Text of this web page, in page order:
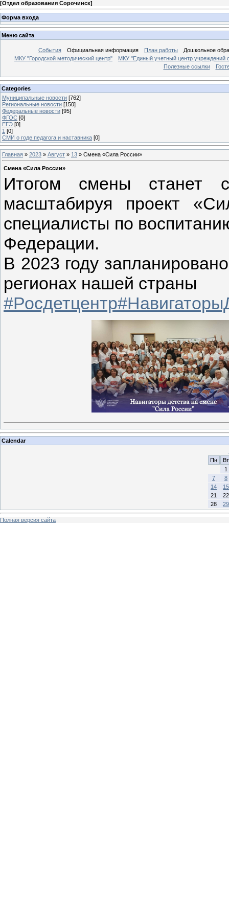
[Отдел образования Сорочинск]
Форма входа
Меню сайта
События Официальная информация План работы
Дошкольное
МКУ "Городской методический центр"
МКУ "Единый учетный центр учреждений
Полезные ссылки
Categories
Муниципальные новости [762]
Региональные новости [150]
Федеральные новости [95]
ФГОС [0]
ЕГЭ [0]
1 [0]
СМИ о годе педагога и наставника [0]
Главная » 2023 » Август » 13 » Cмена «Сила России»
Cмена «Сила России»
Итогом смены станет
масштабируя проект
специалисты по
Федерации.
В 2023 году
регионах нашей страны
#Росдетцентр
Calendar
Пн
Вт
1
7
8
14
15
21
22
28
29
Полная версия сайта